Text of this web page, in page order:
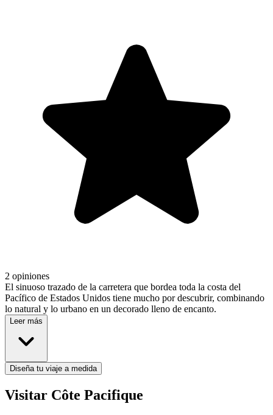
2 opiniones
El sinuoso trazado de la carretera que bordea toda la costa del
Pacífico de Estados Unidos tiene mucho por descubrir, combinando
lo natural y lo urbano en un decorado lleno de encanto.
Leer más
Diseña tu viaje a medida
Visitar Côte Pacifique